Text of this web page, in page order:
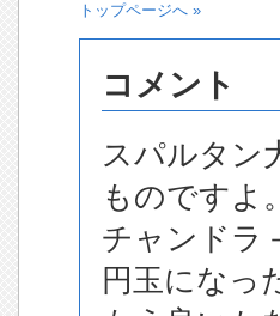
トップページへ »
コメント
スパルタン
ものですよ。
チャンドラ
円玉になっ